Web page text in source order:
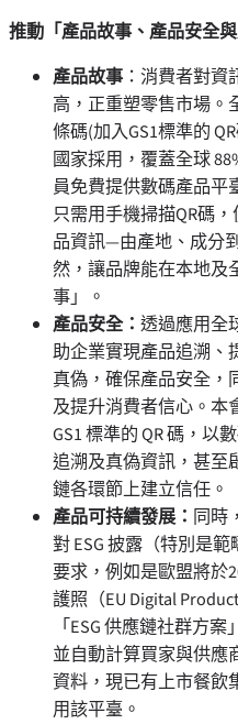
推動「產品故事、產品安全
產品故事 ：消費者對
高，正重塑零售市場。
條碼(加入GS1標準的
國家採用，覆蓋全球
員免費提供數碼產品平
只需用手機掃描QR碼
品資訊—由產地、成分
然，讓品牌能在本地及
事」。
產品安全： 透過應用全
助企業實現產品追溯、
真偽，確保產品安全，
及提升消費者信心。本
GS1 標準的 QR 碼，以
追溯及真偽資訊，甚至
鏈各環節上建立信任。
產品可持續發展： 同時
對 ESG 披露（特別是
要求，例如是歐盟將於
護照（EU Digital
「ESG 供應鏈社群方
並自動計算買家與供應
資料，現已有上市餐飲
用該平臺。